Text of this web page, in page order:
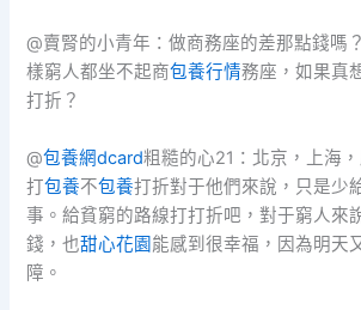
@賣腎的小青年：做商務座的差那點錢嗎
樣窮人都坐不起商包養行情務座，如果真
打折？
@包養網dcard粗糙的心21：北京，上海
打包養不包養打折對于他們來說，只是少
事。給貧窮的路線打打折吧，對于窮人來
錢，也甜心花園能感到很幸福，因為明天
障。